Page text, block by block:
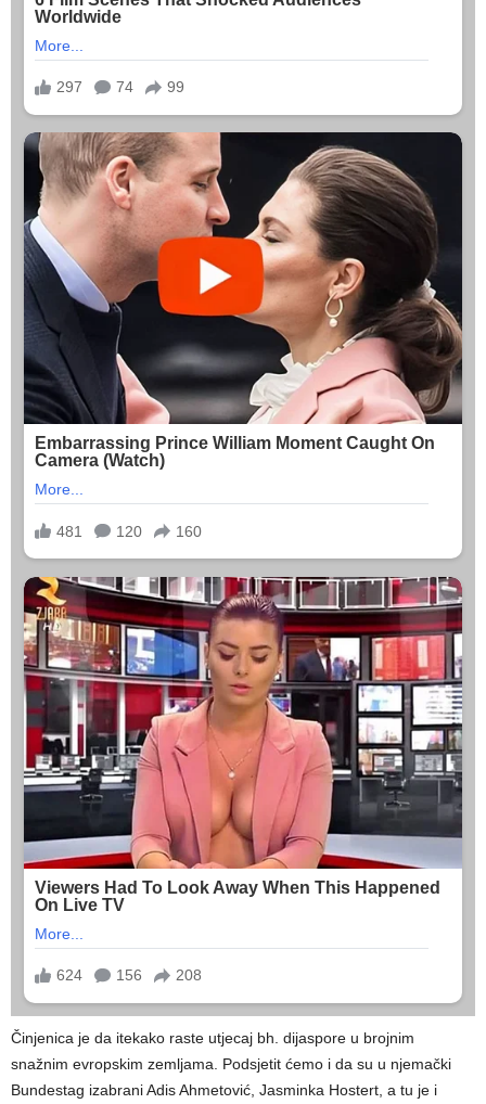
Činjenica je da itekako raste utjecaj bh. dijaspore u brojnim
snažnim evropskim zemljama. Podsjetit ćemo i da su u njemački
Bundestag izabrani Adis Ahmetović, Jasminka Hostert, a tu je i